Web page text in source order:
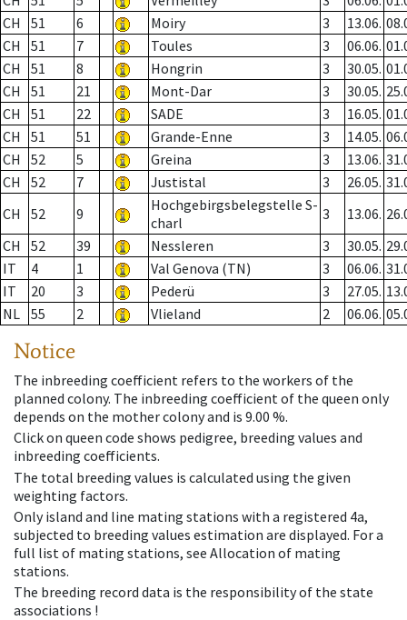
CH
51 6 Moiry 3 13.06.
CH
51 7 Toules 3 06.06.
CH
51 8 Hongrin 3 30.05.
CH
51 21 Mont-Dar 3 30.05.
CH
51 22 SADE 3 16.05.
CH
51 51 Grande-Enne 3 14.05.
CH
52 5 Greina 3 13.06.
CH
52 7 Justistal 3 26.05.
CH
52 9
Hochgebirgsbelegstelle S-
charl
3 13.06.
CH
52 39 Nessleren 3 30.05.
IT
4 1 Val Genova (TN) 3 06.06.
IT
20 3 Pederü 3 27.05.
NL 55 2 Vlieland 2 06.06.
Notice
The inbreeding coefficient refers to the workers of the
planned colony. The inbreeding coefficient of the queen only
depends on the mother colony and is 9.00 %.
Click on queen code shows pedigree, breeding values and
inbreeding coefficients.
The total breeding values is calculated using the given
weighting factors.
Only island and line mating stations with a registered 4a,
subjected to breeding values estimation are displayed. For a
full list of mating stations, see Allocation of mating
stations.
The breeding record data is the responsibility of the state
associations !